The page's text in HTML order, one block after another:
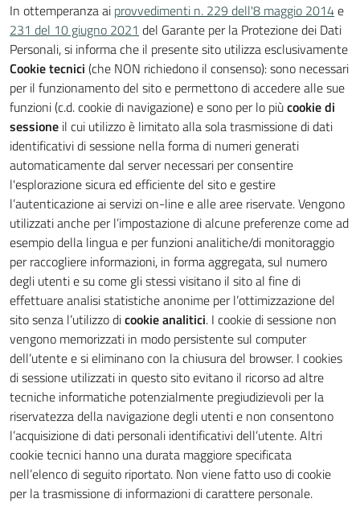
In ottemperanza ai provvedimenti n. 229 dell'8 maggio 2014e
231 del 10 giugno 2021 del Garante per la Protezione dei Dati
Personali, si informa che il presente sito utilizza esclusivamente
Cookie tecnici (che NON richiedono il consenso): sono necessari
per il funzionamento del sito e permettono di accedere alle sue
funzioni (c.d. cookie di navigazione) e sono per lo piùcookie di
sessione il cui utilizzo è limitato alla sola trasmissione di dati
identificativi di sessione nella forma di numeri generati
automaticamente dal server necessari per consentire
l'esplorazione sicura ed efficiente del sito e gestire
l’autenticazione ai servizi on-line e alle aree riservate. Vengono
utilizzati anche per l’impostazione di alcune preferenze come ad
esempio della lingua e per funzioni analitiche/di monitoraggio
per raccogliere informazioni, in forma aggregata, sul numero
degli utenti e su come gli stessi visitano il sito al fine di
effettuare analisi statistiche anonime per l’ottimizzazione del
sito senza l’utilizzo dicookie analitici. I cookie di sessione non
vengono memorizzati in modo persistente sul computer
dell’utente e si eliminano con la chiusura del browser. I cookies
di sessione utilizzati in questo sito evitano il ricorso ad altre
tecniche informatiche potenzialmente pregiudizievoli per la
riservatezza della navigazione degli utenti e non consentono
l’acquisizione di dati personali identificativi dell’utente. Altri
cookie tecnici hanno una durata maggiore specificata
nell’elenco di seguito riportato. Non viene fatto uso di cookie
per la trasmissione di informazioni di carattere personale.